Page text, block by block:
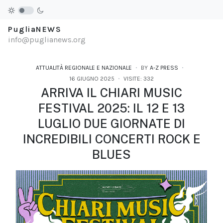
PugliaNEWS
info@puglianews.org
ATTUALITÀ REGIONALE E NAZIONALE BY A-Z PRESS
16 GIUGNO 2025
VISITE: 332
ARRIVA IL CHIARI MUSIC
FESTIVAL 2025: IL 12 E 13
LUGLIO DUE GIORNATE DI
INCREDIBILI CONCERTI ROCK E
BLUES